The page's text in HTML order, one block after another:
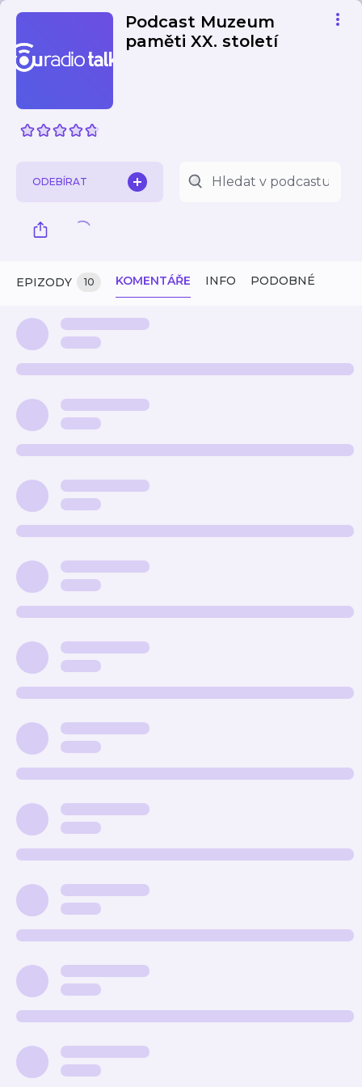
Podcast Muzeum
paměti XX. století
ODEBÍRAT
EPIZODY 10 KOMENTÁŘE INFO PODOBNÉ